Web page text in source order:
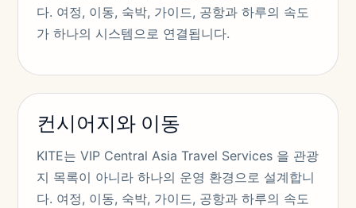
다. 여정, 이동, 숙박, 가이드, 공항과 하루의 속도
가 하나의 시스템으로 연결됩니다.
컨시어지와 이동
KITE는 VIP Central Asia Travel Services 을 관광
지 목록이 아니라 하나의 운영 환경으로 설계합니
다. 여정, 이동, 숙박, 가이드, 공항과 하루의 속도